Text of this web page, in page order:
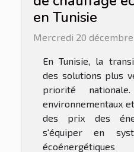
en Tunisie
Mercredi 20 décembre
En Tunisie, la
des solutions plus
priorité
environnementaux
des prix des
s'équiper en